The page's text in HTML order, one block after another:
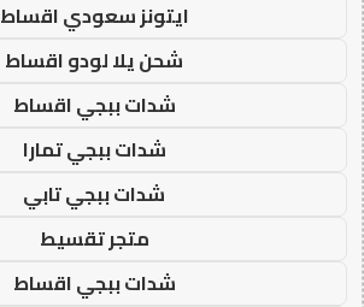
ايتونز سعودي اقساط
شحن يلا لودو اقساط
شدات ببجي اقساط
شدات ببجي تمارا
شدات ببجي تابي
متجر تقسيط
شدات ببجي اقساط